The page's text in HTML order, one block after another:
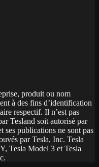
produit ou nom
à des fins d’identification
respectif. Il n’est pas
Tesland soit autorisé par
ses publications ne sont pas
par Tesla, Inc. Tesla
Tesla Model 3 et Tesla